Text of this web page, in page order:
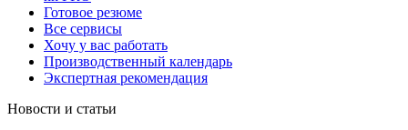
Готовое резюме
Все сервисы
Хочу у вас работать
Производственный календарь
Экспертная рекомендация
Новости и статьи